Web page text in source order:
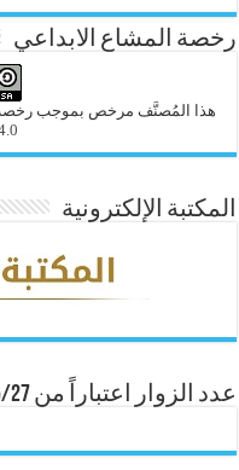
رخصة المشاع الابداعي
هذا المُصنَّف مرخص بموجب رخصة
المكتبة الإلكترونية
عدد الزوار اعتباراً من 5/27/ 2011